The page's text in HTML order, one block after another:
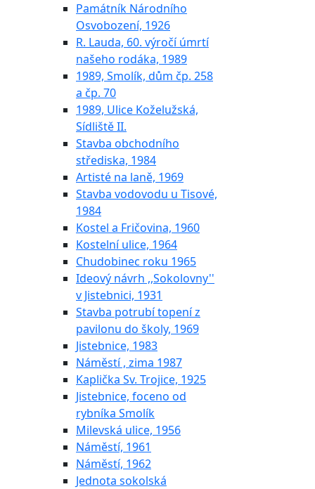
Památník Národního
Osvobození, 1926
R. Lauda, 60. výročí úmrtí
našeho rodáka, 1989
1989, Smolík, dům čp. 258
a čp. 70
1989, Ulice Koželužská,
Sídliště II.
Stavba obchodního
střediska, 1984
Artisté na laně, 1969
Stavba vodovodu u Tisové,
1984
Kostel a Fričovina, 1960
Kostelní ulice, 1964
Chudobinec roku 1965
Ideový návrh ,,Sokolovny''
v Jistebnici, 1931
Stavba potrubí topení z
pavilonu do školy, 1969
Jistebnice, 1983
Náměstí , zima 1987
Kaplička Sv. Trojice, 1925
Jistebnice, foceno od
rybníka Smolík
Milevská ulice, 1956
Náměstí, 1961
Náměstí, 1962
Jednota sokolská